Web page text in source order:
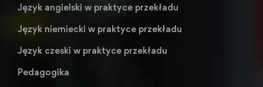
Język angielski w praktyce przekładu
Język niemiecki w praktyce przekładu
Język czeski w praktyce przekładu
Pedagogika